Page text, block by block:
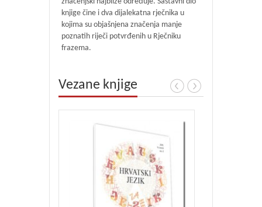
knjige čine i dva dijalekatna rječnika u
kojima su objašnjena značenja manje
poznatih riječi potvrđenih u Rječniku
frazema.
Vezane knjige